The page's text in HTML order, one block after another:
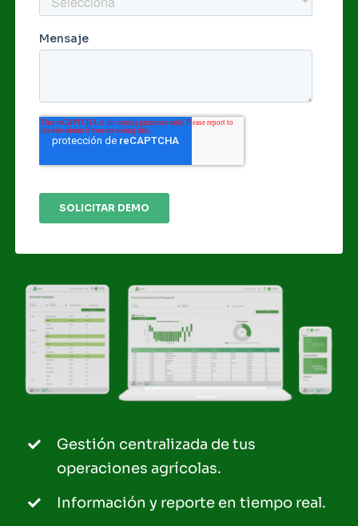
Gestión centralizada de tus
operaciones agrícolas.
Información y reporte en tiempo real.